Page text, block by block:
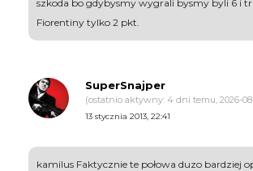
szkoda bo gdybysmy wygrali bysmy byli 6 i
Fiorentiny tylko 2 pkt.
SuperSnajper
(ostatnio aktywny: 4 dni temu, 2026-
13 stycznia 2013, 22:41
kamilus Faktycznie te połowa duzo bardziej